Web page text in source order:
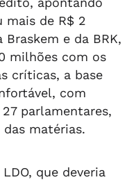
mais de R$ 2
e da BRK,
milhões com os
críticas, a base
com
parlamentares,
matérias.
que deveria